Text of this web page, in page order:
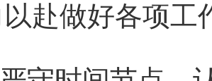
赴做好各项工